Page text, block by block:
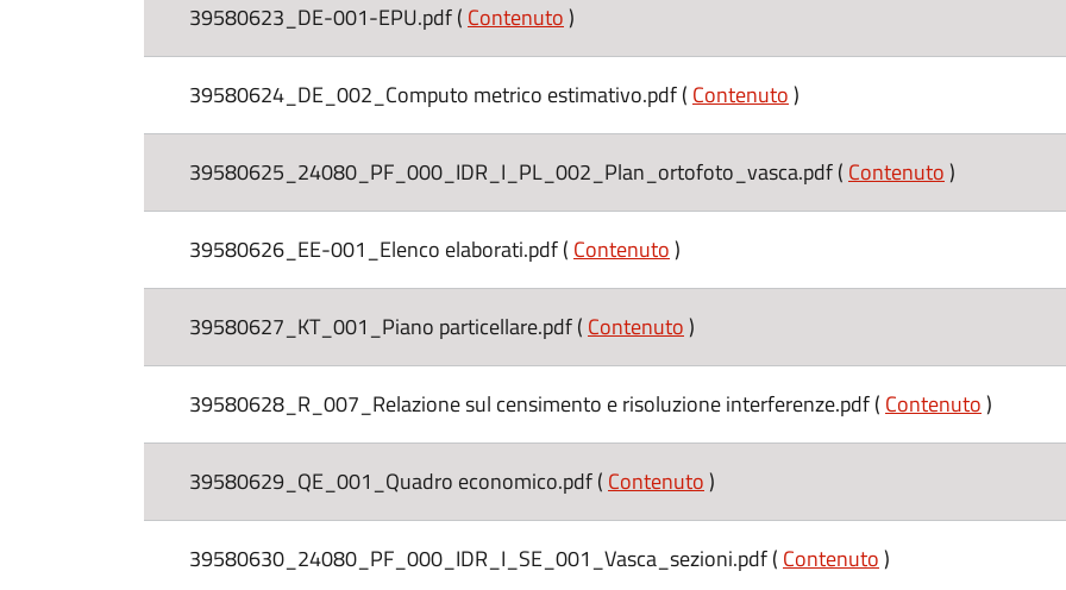
39580623_DE-001-EPU.pdf ( Contenuto)
39580624_DE_002_Computo metrico estimativo.pdf ( Contenuto)
39580625_24080_PF_000_IDR_I_PL_002_Plan_ortofoto_vasca.pdf ( Contenuto)
39580626_EE-001_Elenco elaborati.pdf ( Contenuto)
39580627_KT_001_Piano particellare.pdf ( Contenuto)
39580628_R_007_Relazione sul censimento e risoluzione interferenze.pdf ( Contenuto)
39580629_QE_001_Quadro economico.pdf ( Contenuto)
39580630_24080_PF_000_IDR_I_SE_001_Vasca_sezioni.pdf ( Contenuto)